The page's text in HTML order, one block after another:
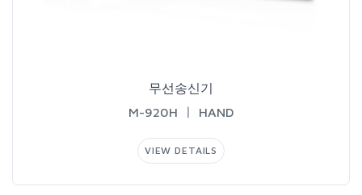
무선송신기
M-920HㅣHAND
VIEWDETAILS